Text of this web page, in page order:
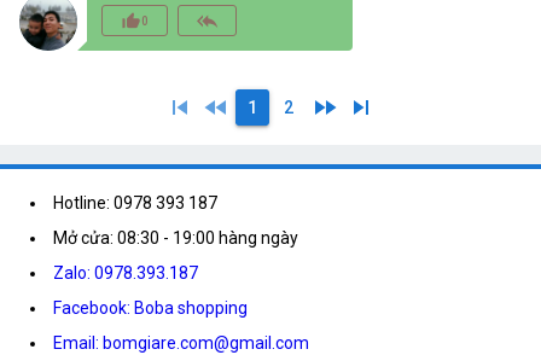
thumb_up_alt0 reply_all
skip_previous fast_rewind 1 2 fast_forward skip_next
Hotline: 0978 393 187
Mở cửa: 08:30 - 19:00 hàng ngày
Zalo: 0978.393.187
Facebook: Boba shopping
Email: bomgiare.com@gmail.com